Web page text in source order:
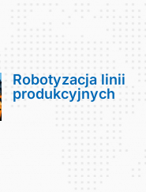
Robotyzacja linii
produkcyjnych